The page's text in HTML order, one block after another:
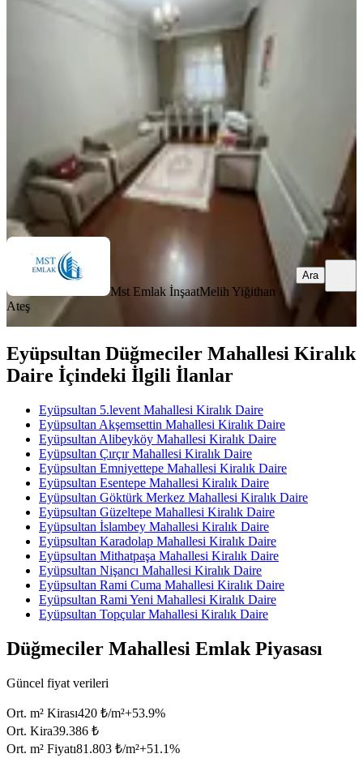
Eyüp Akşemsettin Mah Derin Sok
Kiralık 2+1 Büyük Daire
Eyüpsultan, Akşemsettin Mahallesi
03.08.2026
40.000 ₺
Mst Emlak İnşaatMelih Yiğithan Ateş
Mst Emlak İnşaatMelih Yiğithan
Ateş
Ara
Eyüpsultan Düğmeciler Mahallesi Kiralık
Daire İçindeki İlgili İlanlar
Eyüpsultan 5.levent Mahallesi Kiralık Daire
Eyüpsultan Akşemsettin Mahallesi Kiralık Daire
Eyüpsultan Alibeyköy Mahallesi Kiralık Daire
Eyüpsultan Çırçır Mahallesi Kiralık Daire
Eyüpsultan Emniyettepe Mahallesi Kiralık Daire
Eyüpsultan Esentepe Mahallesi Kiralık Daire
Eyüpsultan Göktürk Merkez Mahallesi Kiralık Daire
Eyüpsultan Güzeltepe Mahallesi Kiralık Daire
Eyüpsultan İslambey Mahallesi Kiralık Daire
Eyüpsultan Karadolap Mahallesi Kiralık Daire
Eyüpsultan Mithatpaşa Mahallesi Kiralık Daire
Eyüpsultan Nişancı Mahallesi Kiralık Daire
Eyüpsultan Rami Cuma Mahallesi Kiralık Daire
Eyüpsultan Rami Yeni Mahallesi Kiralık Daire
Eyüpsultan Topçular Mahallesi Kiralık Daire
Düğmeciler Mahallesi Emlak Piyasası
Güncel fiyat verileri
Ort. m² Kirası420 ₺/m²+53.9%
Ort. Kira39.386 ₺
Ort. m² Fiyatı81.803 ₺/m²+51.1%